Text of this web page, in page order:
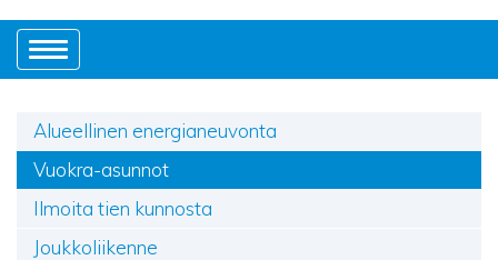
Toggle
navigation
Alueellinen energianeuvonta
Vuokra-asunnot
Ilmoita tien kunnosta
Joukkoliikenne